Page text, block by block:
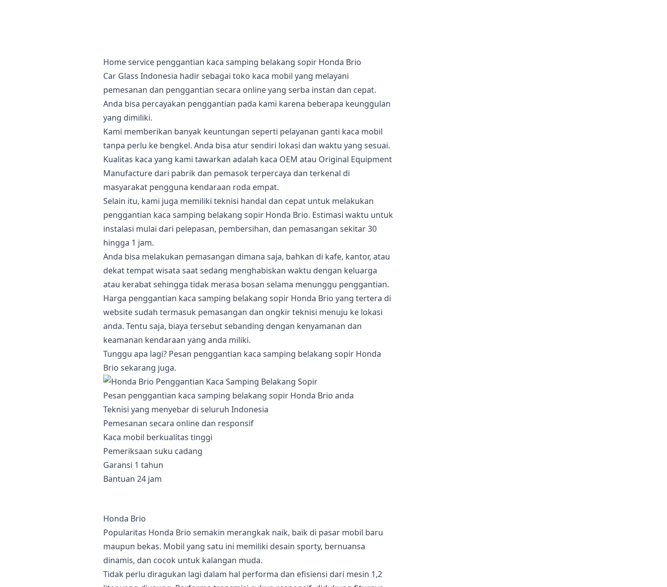
Home service penggantian kaca samping belakang sopir Honda Brio
Car Glass Indonesia hadir sebagai toko kaca mobil yang melayani
pemesanan dan penggantian secara online yang serba instan dan cepat.
Anda bisa percayakan penggantian pada kami karena beberapa keunggulan
yang dimiliki.
Kami memberikan banyak keuntungan seperti pelayanan ganti kaca mobil
tanpa perlu ke bengkel. Anda bisa atur sendiri lokasi dan waktu yang sesuai.
Kualitas kaca yang kami tawarkan adalah kaca OEM atau Original Equipment
Manufacture dari pabrik dan pemasok terpercaya dan terkenal di
masyarakat pengguna kendaraan roda empat.
Selain itu, kami juga memiliki teknisi handal dan cepat untuk melakukan
penggantian kaca samping belakang sopir Honda Brio. Estimasi waktu untuk
instalasi mulai dari pelepasan, pembersihan, dan pemasangan sekitar 30
hingga 1 jam.
Anda bisa melakukan pemasangan dimana saja, bahkan di kafe, kantor, atau
dekat tempat wisata saat sedang menghabiskan waktu dengan keluarga
atau kerabat sehingga tidak merasa bosan selama menunggu penggantian.
Harga penggantian kaca samping belakang sopir Honda Brio yang tertera di
website sudah termasuk pemasangan dan ongkir teknisi menuju ke lokasi
anda. Tentu saja, biaya tersebut sebanding dengan kenyamanan dan
keamanan kendaraan yang anda miliki.
Tunggu apa lagi? Pesan penggantian kaca samping belakang sopir Honda
Brio sekarang juga.
Pesan penggantian kaca samping belakang sopir Honda Brio anda
Teknisi yang menyebar di seluruh Indonesia
Pemesanan secara online dan responsif
Kaca mobil berkualitas tinggi
Pemeriksaan suku cadang
Garansi 1 tahun
Bantuan 24 jam
Honda Brio
Popularitas Honda Brio semakin merangkak naik, baik di pasar mobil baru
maupun bekas. Mobil yang satu ini memiliki desain sporty, bernuansa
dinamis, dan cocok untuk kalangan muda.
Tidak perlu diragukan lagi dalam hal performa dan efisiensi dari mesin 1,2